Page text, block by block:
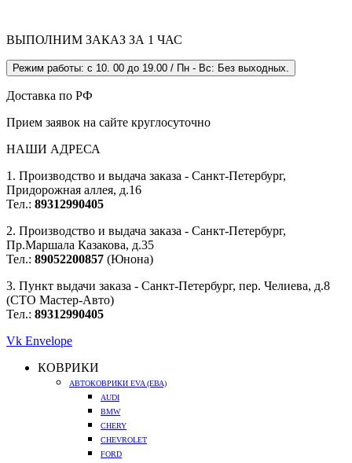
ВЫПОЛНИМ ЗАКАЗ ЗА 1 ЧАС
Режим работы: с 10. 00 до 19.00 / Пн - Вс: Без выходных.
Доставка по РФ
Прием заявок на сайте круглосуточно
НАШИ АДРЕСА
1. Производство и выдача заказа - Санкт-Петербург,
Придорожная аллея, д.16
Тел.: 89312990405
2. Производство и выдача заказа - Санкт-Петербург,
Пр.Маршала Казакова, д.35
Тел.: 89052200857 (Юнона)
3. Пункт выдачи заказа - Санкт-Петербург, пер. Челиева, д.8
(СТО Мастер-Авто)
Тел.: 89312990405
Vk Envelope
КОВРИКИ
АВТОКОВРИКИ EVA (ЕВА)
AUDI
BMW
CHERY
CHEVROLET
FORD